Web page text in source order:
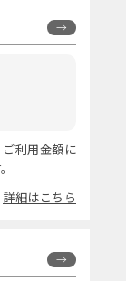
利用金額に
詳細はこちら